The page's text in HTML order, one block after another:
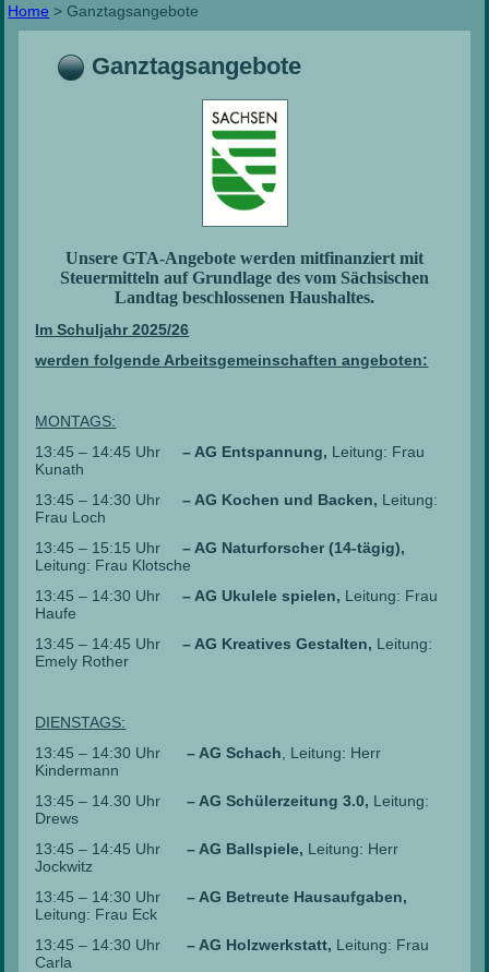
Home > Ganztagsangebote
Ganztagsangebote
Unsere GTA-Angebote werden mitfinanziert mit
Steuermitteln auf Grundlage des vom Sächsischen
Landtag beschlossenen Haushaltes.
Im Schuljahr 2025/26
werden folgende Arbeitsgemeinschaften angeboten:
MONTAGS:
13:45 – 14:45 Uhr– AG Entspannung, Leitung: Frau
Kunath
13:45 – 14:30 Uhr– AG Kochen und Backen, Leitung:
Frau Loch
13:45 – 15:15 Uhr– AG Naturforscher (14-tägig),
Leitung: Frau Klotsche
13:45 – 14:30 Uhr– AG Ukulele spielen, Leitung: Frau
Haufe
13:45 – 14:45 Uhr– AG Kreatives Gestalten, Leitung:
Emely Rother
DIENSTAGS:
13:45 – 14:30 Uhr– AG Schach , Leitung: Herr
Kindermann
13:45 – 14.30 Uhr– AG Schülerzeitung 3.0, Leitung:
Drews
13:45 – 14:45 Uhr– AG Ballspiele, Leitung: Herr
Jockwitz
13:45 – 14:30 Uhr– AG Betreute Hausaufgaben,
Leitung: Frau Eck
13:45 – 14:30 Uhr– AG Holzwerkstatt, Leitung: Frau
Carla